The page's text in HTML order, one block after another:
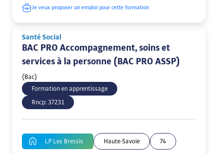
Je veux proposer un emploi pour cette formation
Santé Social
BAC PRO Accompagnement, soins et
services à la personne (BAC PRO ASSP)
(Bac)
Formation en apprentissage
Rncp: 37231
LP Les Bressis Haute-Savoie 74